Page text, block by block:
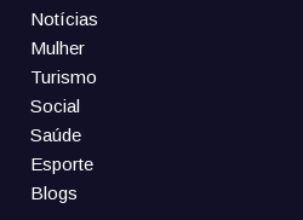
Notícias
Mulher
Turismo
Social
Saúde
Esporte
Blogs